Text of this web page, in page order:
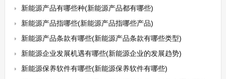
新能源产品有哪些种(新能源产品都有哪些)
新能源产品指哪些(新能源产品指哪些产品)
新能源产品条款有哪些(新能源产品条款有哪些类型)
新能源企业发展机遇有哪些(新能源企业的发展趋势)
新能源保养软件有哪些(新能源保养软件有哪些)